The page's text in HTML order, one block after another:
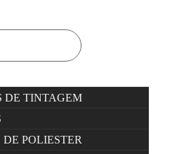
DE TINTAGEM
POLIESTER